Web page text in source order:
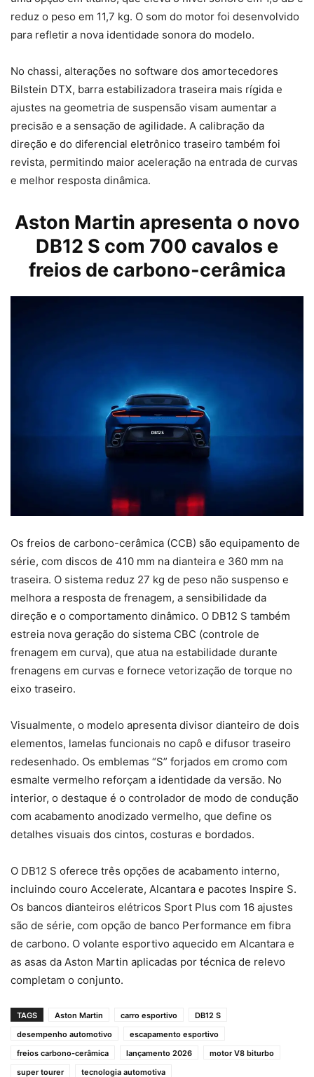
reduz o peso em 11,7 kg. O som do motor foi desenvolvido
para refletir a nova identidade sonora do modelo.
No chassi, alterações no software dos amortecedores
Bilstein DTX, barra estabilizadora traseira mais rígida e
ajustes na geometria de suspensão visam aumentar a
precisão e a sensação de agilidade. A calibração da
direção e do diferencial eletrônico traseiro também foi
revista, permitindo maior aceleração na entrada de curvas
e melhor resposta dinâmica.
Aston Martin apresenta o novo
DB12 S com 700 cavalos e
freios de carbono-cerâmica
Os freios de carbono-cerâmica (CCB) são equipamento de
série, com discos de 410 mm na dianteira e 360 mm na
traseira. O sistema reduz 27 kg de peso não suspenso e
melhora a resposta de frenagem, a sensibilidade da
direção e o comportamento dinâmico. O DB12 S também
estreia nova geração do sistema CBC (controle de
frenagem em curva), que atua na estabilidade durante
frenagens em curvas e fornece vetorização de torque no
eixo traseiro.
Visualmente, o modelo apresenta divisor dianteiro de dois
elementos, lamelas funcionais no capô e difusor traseiro
redesenhado. Os emblemas “S” forjados em cromo com
esmalte vermelho reforçam a identidade da versão. No
interior, o destaque é o controlador de modo de condução
com acabamento anodizado vermelho, que define os
detalhes visuais dos cintos, costuras e bordados.
O DB12 S oferece três opções de acabamento interno,
incluindo couro Accelerate, Alcantara e pacotes Inspire S.
Os bancos dianteiros elétricos Sport Plus com 16 ajustes
são de série, com opção de banco Performance em fibra
de carbono. O volante esportivo aquecido em Alcantara e
as asas da Aston Martin aplicadas por técnica de relevo
completam o conjunto.
TAGS Aston Martin carro esportivo
DB12 S
desempenho automotivo
escapamento esportivo
freios carbono-cerâmica
lançamento 2026
motor V8 biturbo
super tourer
tecnologia automotiva